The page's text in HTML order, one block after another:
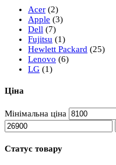
Acer (2)
Apple (3)
Dell (7)
Fujitsu (1)
Hewlett Packard (25)
Lenovo (6)
LG (1)
Ціна
Мінімальна ціна
Статус товару